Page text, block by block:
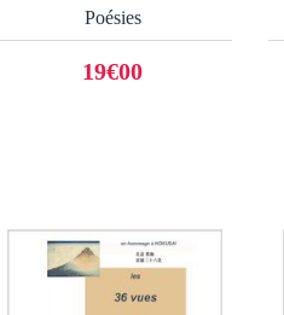
Poésies
19€00